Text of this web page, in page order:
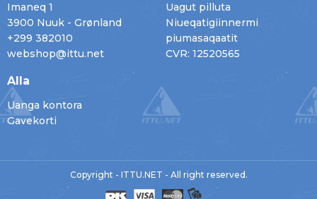
Imaneq 1
3900 Nuuk - Grønland
+299 382010
webshop@ittu.net
Uagut pilluta
Niueqatigiinnermi
piumasaqaatit
CVR: 12520565
Alla
Uanga kontora
Gavekorti
Copyright - ITTU.NET - All right reserved.